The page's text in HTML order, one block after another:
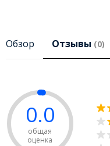
Обзор Отзывы (0)
0.0
общая
оценка